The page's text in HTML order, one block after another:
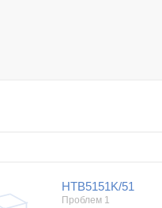
HTB5151K/51
Проблем 1